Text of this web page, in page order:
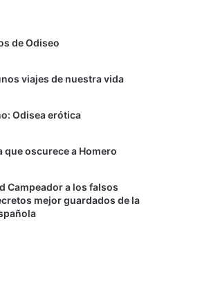
de Odiseo
viajes de nuestra vida
Odisea erótica
que oscurece a Homero
Campeador a los falsos
mejor guardados de la